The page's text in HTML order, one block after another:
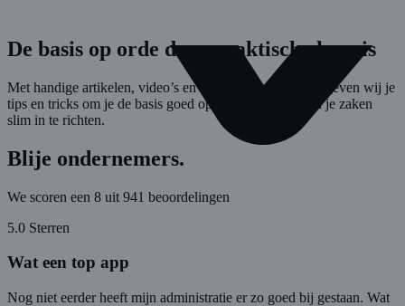
De basis op orde door praktische kennis
Met handige artikelen, video’s en ondernemersverhalen geven wij je
tips en tricks om je de basis goed op orde te brengen en je zaken
slim in te richten.
Blije ondernemers.
We scoren een 8 uit 941 beoordelingen
5.0 Sterren
Wat een top app
Nog niet eerder heeft mijn administratie er zo goed bij gestaan. Wat